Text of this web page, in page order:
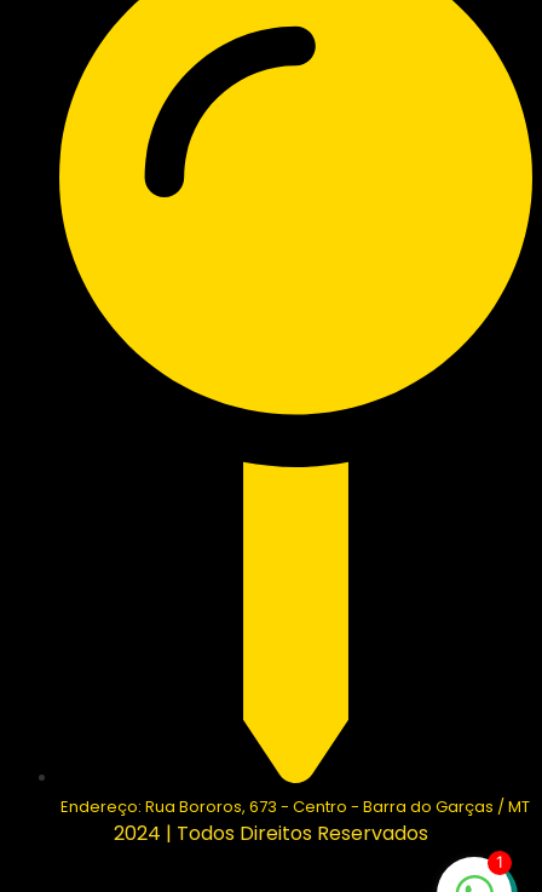
Endereço: Rua Bororos, 673 - Centro - Barra do Garças / MT
2024 | Todos Direitos Reservados
1